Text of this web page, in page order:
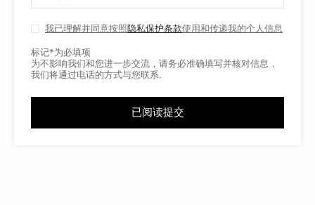
我已理解并同意按照隐私保护条款使用和传递我的个人信息
标记*为必填项
为不影响我们和您进一步交流，请务必准确填写并核对信息，
我们将通过电话的方式与您联系.
已阅读提交